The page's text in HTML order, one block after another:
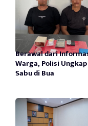
Berawal dari
Warga, Polisi
Sabu di Bua